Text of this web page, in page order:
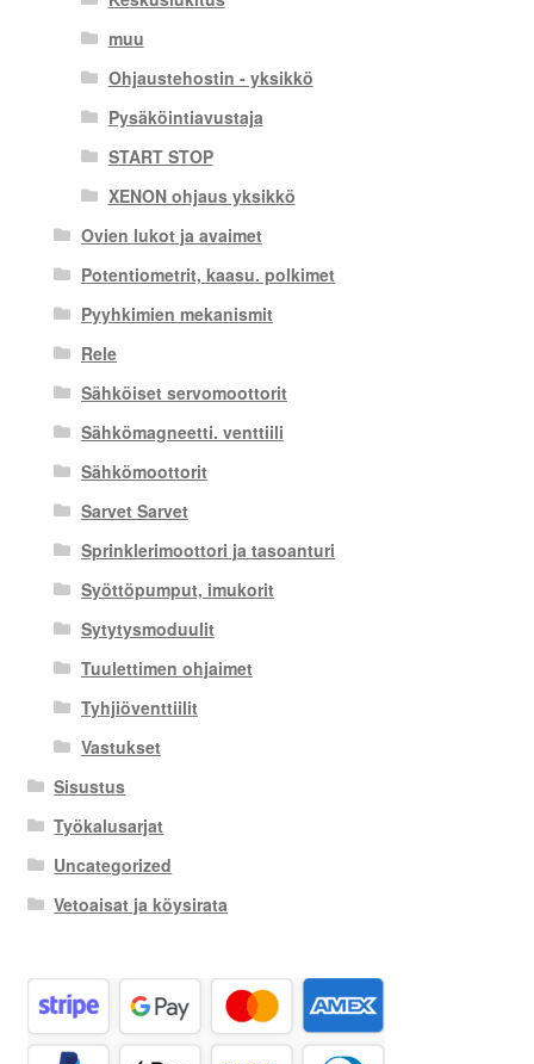
muu
Ohjaustehostin - yksikkö
Pysäköintiavustaja
START STOP
XENON ohjaus yksikkö
Ovien lukot ja avaimet
Potentiometrit, kaasu. polkimet
Pyyhkimien mekanismit
Rele
Sähköiset servomoottorit
Sähkömagneetti. venttiili
Sähkömoottorit
Sarvet Sarvet
Sprinklerimoottori ja tasoanturi
Syöttöpumput, imukorit
Sytytysmoduulit
Tuulettimen ohjaimet
Tyhjiöventtiilit
Vastukset
Sisustus
Työkalusarjat
Uncategorized
Vetoaisat ja köysirata